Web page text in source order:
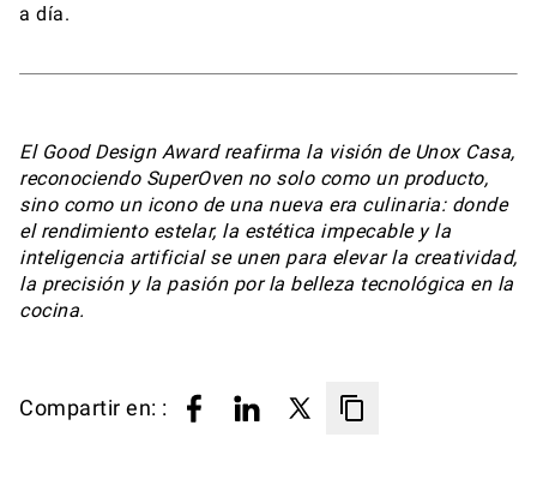
a día.
El Good Design Award reafirma la visión de Unox Casa,
reconociendo SuperOven no solo como un producto,
sino como un icono de una nueva era culinaria: donde
el rendimiento estelar, la estética impecable y la
inteligencia artificial se unen para elevar la creatividad,
la precisión y la pasión por la belleza tecnológica en la
cocina.
Compartir en: :